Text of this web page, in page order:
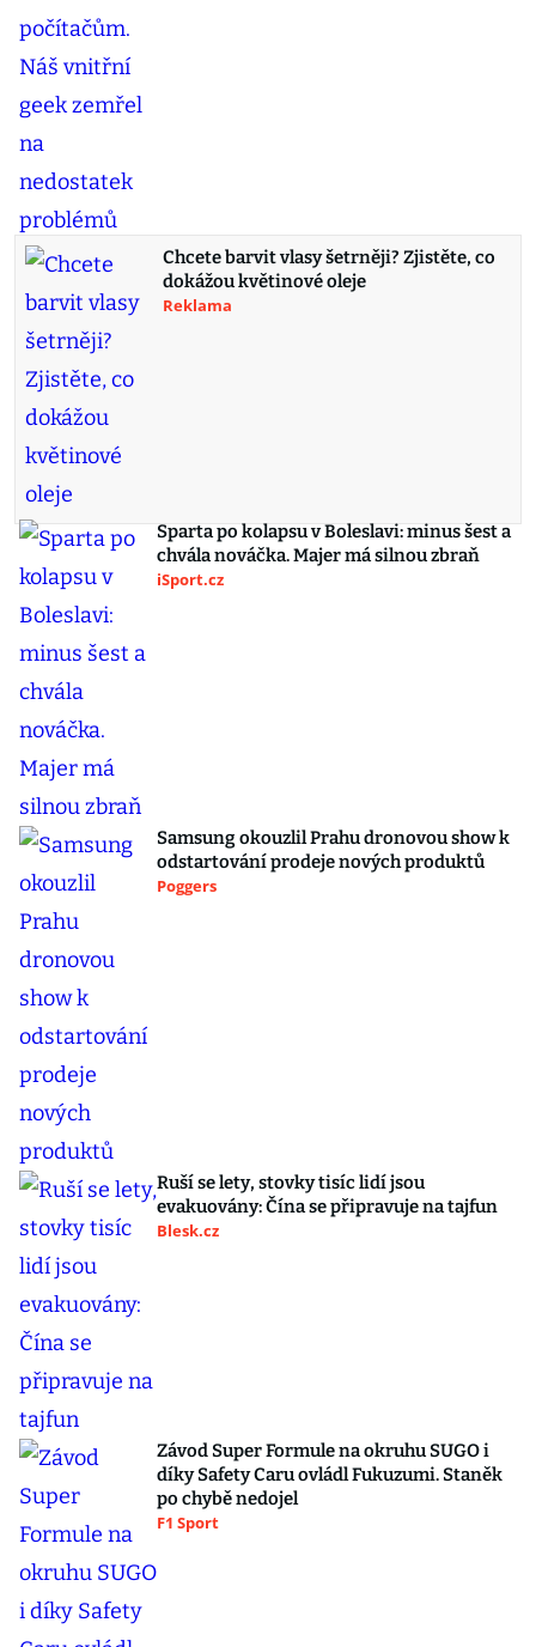
Chcete barvit vlasy šetrněji? Zjistěte, co
dokážou květinové oleje
Reklama
Sparta po kolapsu v Boleslavi: minus šest a
chvála nováčka. Majer má silnou zbraň
iSport.cz
Samsung okouzlil Prahu dronovou show k
odstartování prodeje nových produktů
Poggers
Ruší se lety, stovky tisíc lidí jsou
evakuovány: Čína se připravuje na tajfun
Blesk.cz
Závod Super Formule na okruhu SUGO i
díky Safety Caru ovládl Fukuzumi. Staněk
po chybě nedojel
F1 Sport